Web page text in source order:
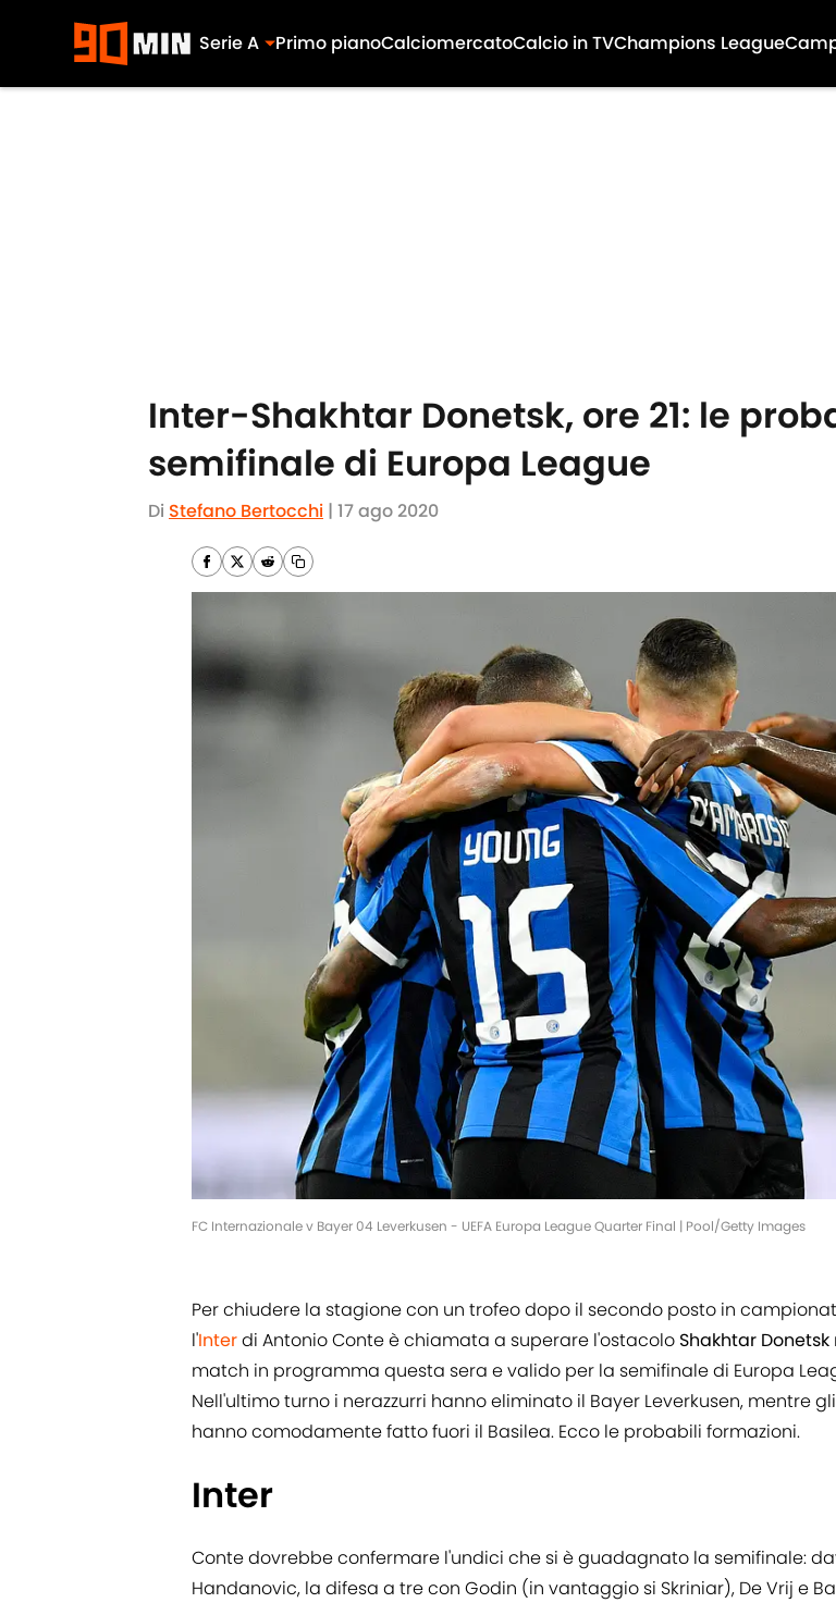
Serie A Primo pianoCalciomercatoCalcio in TVChampions League
Inter-Shakhtar Donetsk, ore 21: le
semifinale di Europa League
Di Stefano Bertocchi | 17 ago 2020
FC Internazionale v Bayer 04 Leverkusen - UEFA Europa League Quarter Final | Pool/Getty Images
Per chiudere la stagione con un trofeo dopo il secondo posto in
l'Interdi Antonio Conte è chiamata a superare l'ostacolo Shakhtar Donetsk
match in programma questa sera e valido per la semifinale di Europa
Nell'ultimo turno i nerazzurri hanno eliminato il Bayer Leverkusen, mentre
hanno comodamente fatto fuori il Basilea. Ecco le probabili formazioni.
Inter
Conte dovrebbe confermare l'undici che si è guadagnato la semifinale:
Handanovic, la difesa a tre con Godin (in vantaggio si Skriniar), De Vrij e